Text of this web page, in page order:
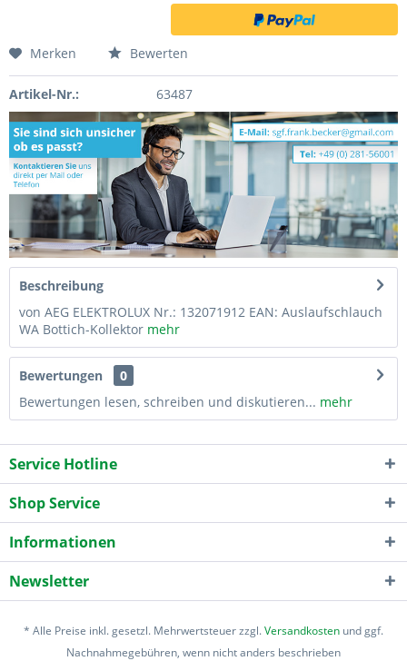
Merken Bewerten
Artikel-Nr.: 63487
Beschreibung
von AEG ELEKTROLUX Nr.: 132071912 EAN: Auslaufschlauch
WA Bottich-Kollektor mehr
Bewertungen
0
Bewertungen lesen, schreiben und diskutieren... mehr
Service Hotline
Shop Service
Informationen
Newsletter
* Alle Preise inkl. gesetzl. Mehrwertsteuer zzgl.Versandkosten und ggf.
Nachnahmegebühren, wenn nicht anders beschrieben